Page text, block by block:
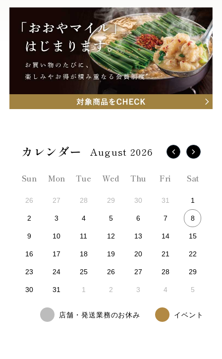
August 2026
Sun Mon Tue Wed Thu Fri Sat
26 27 28 29 30 31 1
2 3 4 5 6 7 8
9 10 11 12 13 14 15
16 17 18 19 20 21 22
23 24 25 26 27 28 29
30 31 1 2 3 4 5
店舗・発送業務のお休み イベント